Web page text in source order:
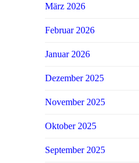
März 2026
Februar 2026
Januar 2026
Dezember 2025
November 2025
Oktober 2025
September 2025